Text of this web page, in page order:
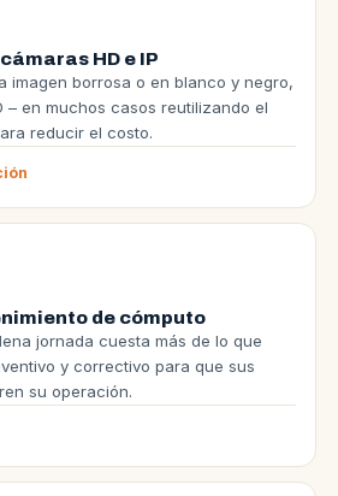
HD e IP
imagen borrosa o en blanco y negro,
– en muchos casos reutilizando el
reducir el costo.
de cómputo
jornada cuesta más de lo que
y correctivo para que sus
su operación.